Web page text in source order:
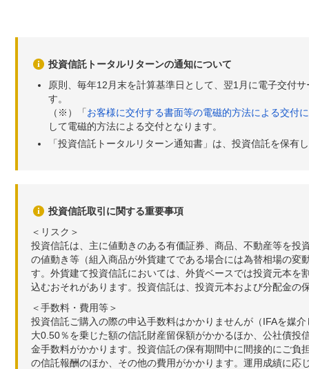
投資信託トータルリターンの通知について
原則、毎年12月末を計算基準日として、翌1月に電子交付
す。
（※）「お客様に交付する書面等の電磁的方法による交付
して電磁的方法による交付となります。
「投資信託トータルリターン通知書」は、投資信託を保有
投資信託取引に関する重要事項
＜リスク＞
投資信託は、主に値動きのある有価証券、商品、不動産等を
の値動き等（組入商品が外貨建てである場合には為替相場の
す。外貨建て投資信託においては、外貨ベースでは投資元本
込むおそれがあります。投資信託は、投資元本および分配金の
＜手数料・費用等＞
投資信託ご購入の際の申込手数料はかかりませんが（IFAを媒
大0.50％を乗じた額の信託財産留保額がかかるほか、公社債
金手数料がかかります。投資信託の保有期間中に間接的にご
の信託報酬のほか、その他の費用がかかります。運用成績に